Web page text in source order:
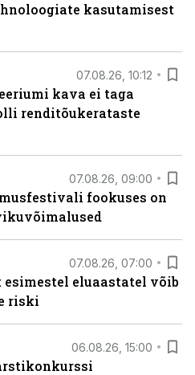
kasutamisest
07.08.26, 10:12
kava ei taga
renditõukerataste
07.08.26, 09:00
fookuses on
07.08.26, 07:00
eluaastatel võib
riski
06.08.26, 15:00